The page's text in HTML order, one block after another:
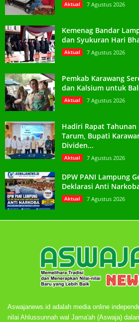
Aktual 7 Agustus 2026
Kemenag Bandar
dan Syukuran Hari
Aktual 7 Agustus 2026
Pemkab Karawang
dan Kalsium untuk
Aktual 7 Agustus 2026
Hadiri Rapat
Tarum, Bupati
Dividen...
Aktual 7 Agustus 2026
DPW PANI Lampung
Deklarasi Anti
Aktual 7 Agustus 2026
Aswajanews.id adalah media online
nilai Ahlussunnah wal Jama'ah (Aswaja)